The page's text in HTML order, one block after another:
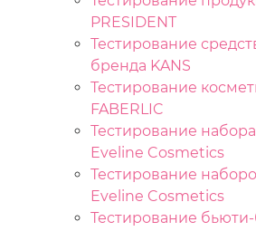
PRESIDENT
Тестирование
бренда KANS
Тестирование
FABERLIC
Тестирование
Eveline Cosmetics
Тестирование
Eveline Cosmetics
Тестирование